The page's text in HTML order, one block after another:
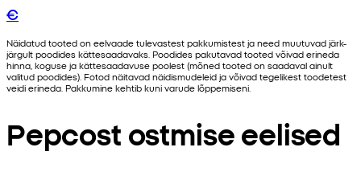
€
Näidatud tooted on eelvaade tulevastest pakkumistest ja need muutuvad järk-
järgult poodides kättesaadavaks. Poodides pakutavad tooted võivad erineda
hinna, koguse ja kättesaadavuse poolest (mõned tooted on saadaval ainult
valitud poodides). Fotod näitavad näidismudeleid ja võivad tegelikest toodetest
veidi erineda. Pakkumine kehtib kuni varude lõppemiseni.
Pepcost ostmise eelised